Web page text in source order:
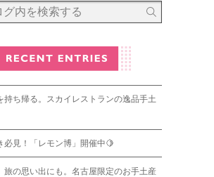
持ち帰る。スカイレストランの逸品手土
必見！「レモン博」開催中🍋
旅の思い出にも。名古屋限定のお手土産